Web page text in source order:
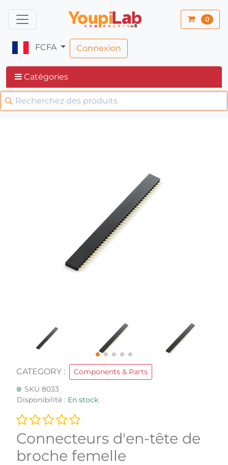
0
FCFA Connexion
Catégories
CATEGORY :
Components & Parts
SKU 8033
Disponibilité : En stock
Connecteurs d'en-tête de
broche femelle